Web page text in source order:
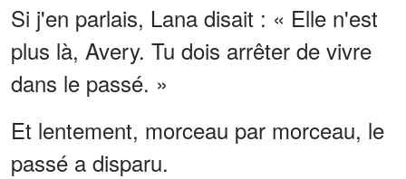
Si j'en parlais, Lana disait : « Elle n'est
plus là, Avery. Tu dois arrêter de vivre
dans le passé. »
Et lentement, morceau par morceau, le
passé a disparu.